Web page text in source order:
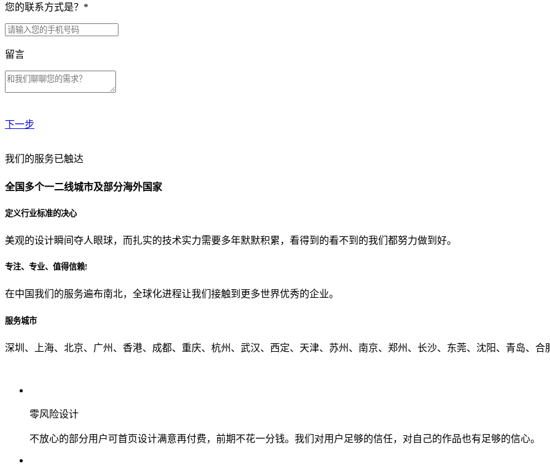
您的联系方式是？ *
留言
下一步
贵公司预算范围是？
贵公司的团队规模是？
从哪里了解到我们？
我们的服务已触达
全国多个一二线城市及部分海外国家
定义行业标准的决心
美观的设计瞬间夺人眼球，而扎实的技术实力需要多年默默积累，看得到的看不到的我们都努力做到好。
专注、专业、值得信赖!
在中国我们的服务遍布南北，全球化进程让我们接触到更多世界优秀的企业。
服务城市
深圳、上海、北京、广州、香港、成都、重庆、杭州、武汉、西定、天津、苏州、南京、郑州、长沙、东莞、沈阳、青岛、合
零风险设计
不放心的部分用户可首页设计满意再付费，前期不花一分钱。我们对用户足够的信任，对自己的作品也有足够的信心。